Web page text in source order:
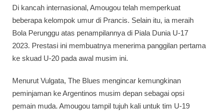
Di kancah internasional, Amougou telah memperkuat
beberapa kelompok umur di Prancis. Selain itu, ia meraih
Bola Perunggu atas penampilannya di Piala Dunia U-17
2023. Prestasi ini membuatnya menerima panggilan pertama
ke skuad U-20 pada awal musim ini.
Menurut Vulgata, The Blues mengincar kemungkinan
peminjaman ke Argentinos musim depan sebagai opsi
pemain muda. Amougou tampil tujuh kali untuk tim U-19